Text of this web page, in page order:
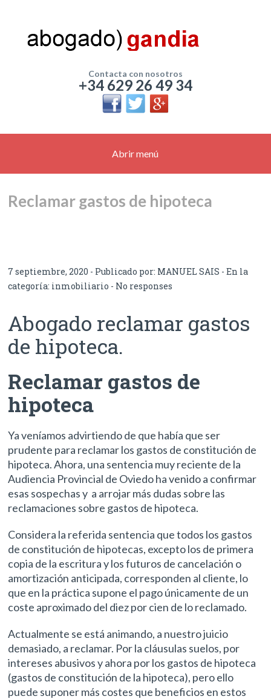
Contacta con nosotros
+34 629 26 49 34
Abrir menú
Reclamar gastos de hipoteca
7 septiembre, 2020 - Publicado por: MANUEL SAIS - En la
categoría: inmobiliario - No responses
Abogado reclamar gastos
de hipoteca.
Reclamar gastos de
hipoteca
Ya veníamos advirtiendo de que había que ser
prudente para reclamar los gastos de constitución de
hipoteca. Ahora, una sentencia muy reciente de la
Audiencia Provincial de Oviedo ha venido a confirmar
esas sospechas y a arrojar más dudas sobre las
reclamaciones sobre gastos de hipoteca.
Considera la referida sentencia que todos los gastos
de constitución de hipotecas, excepto los de primera
copia de la escritura y los futuros de cancelación o
amortización anticipada, corresponden al cliente, lo
que en la práctica supone el pago únicamente de un
coste aproximado del diez por cien de lo reclamado.
Actualmente se está animando, a nuestro juicio
demasiado, a reclamar. Por la cláusulas suelos, por
intereses abusivos y ahora por los gastos de hipoteca
(gastos de constitución de la hipoteca), pero ello
puede suponer más costes que beneficios en estos